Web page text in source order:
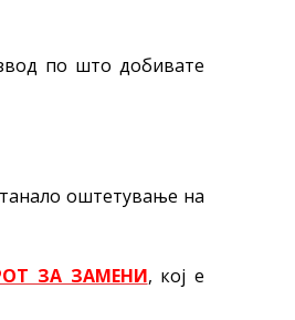
по што добивате
оштетување на
ЗА ЗАМЕНИ, кој е